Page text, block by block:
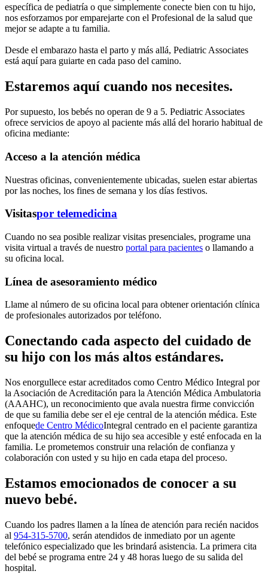
específica de pediatría o que simplemente conecte bien con tu hijo,
nos esforzamos por emparejarte con el Profesional de la salud que
mejor se adapte a tu familia.
Desde el embarazo hasta el parto y más allá, Pediatric Associates
está aquí para guiarte en cada paso del camino.
Estaremos aquí cuando nos necesites.
Por supuesto, los bebés no operan de 9 a 5. Pediatric Associates
ofrece servicios de apoyo al paciente más allá del horario habitual de
oficina mediante:
Acceso a la atención médica
Nuestras oficinas, convenientemente ubicadas, suelen estar abiertas
por las noches, los fines de semana y los días festivos.
Visitaspor telemedicina
Cuando no sea posible realizar visitas presenciales, programe una
visita virtual a través de nuestro portal para pacientes o llamando a
su oficina local.
Línea de asesoramiento médico
Llame al número de su oficina local para obtener orientación clínica
de profesionales autorizados por teléfono.
Conectando cada aspecto del cuidado de
su hijo con los más altos estándares.
Nos enorgullece estar acreditados como Centro Médico Integral por
la Asociación de Acreditación para la Atención Médica Ambulatoria
(AAAHC), un reconocimiento que avala nuestra firme convicción
de que su familia debe ser el eje central de la atención médica. Este
enfoquede Centro MédicoIntegral centrado en el paciente garantiza
que la atención médica de su hijo sea accesible y esté enfocada en la
familia. Le prometemos construir una relación de confianza y
colaboración con usted y su hijo en cada etapa del proceso.
Estamos emocionados de conocer a su
nuevo bebé.
Cuando los padres llamen a la línea de atención para recién nacidos
al 954-315-5700, serán atendidos de inmediato por un agente
telefónico especializado que les brindará asistencia. La primera cita
del bebé se programa entre 24 y 48 horas luego de su salida del
hospital.